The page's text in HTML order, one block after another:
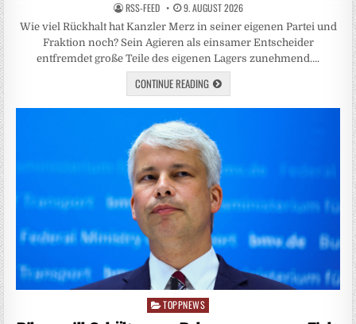
RSS-FEED 9. AUGUST 2026
Wie viel Rückhalt hat Kanzler Merz in seiner eigenen Partei und
Fraktion noch? Sein Agieren als einsamer Entscheider
entfremdet große Teile des eigenen Lagers zunehmend….
CONTINUE READING
Posted
TOPPNEWS